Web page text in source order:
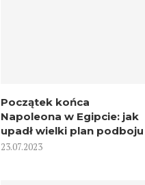
Początek końca
Napoleona w Egipcie: jak
upadł wielki plan podboju
23.07.2023